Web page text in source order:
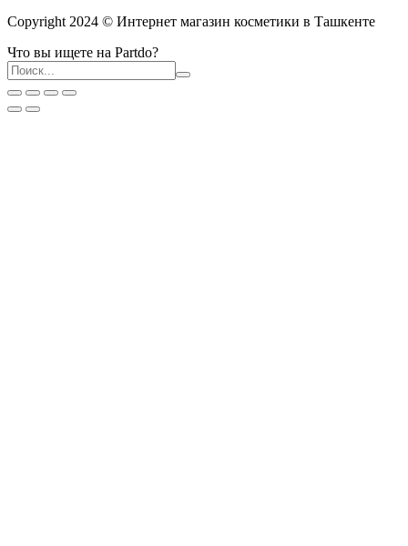
Copyright 2024 © Интернет магазин косметики в Ташкенте
Что вы ищете на Partdo?